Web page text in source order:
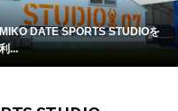
8/21（土）WEEKEND CLASS】
々...